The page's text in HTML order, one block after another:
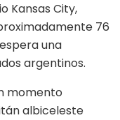
Kansas City,
76
una
argentinos.
momento
albiceleste